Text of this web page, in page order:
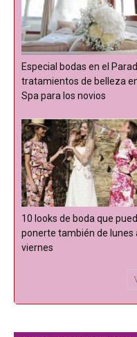
Especial bodas en el
tratamientos de belleza
Spa para los novios
10 looks de boda que
ponerte también de lunes
viernes